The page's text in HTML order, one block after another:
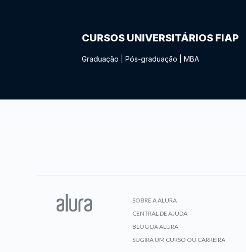
CURSOS UNIVERSITÁRIOS FIAP
Graduação Pós-graduação MBA
SOBRE A ALURA
CENTRAL DE AJUDA
BLOG DA ALURA
SUGIRA UM CURSO OU CARREIRA